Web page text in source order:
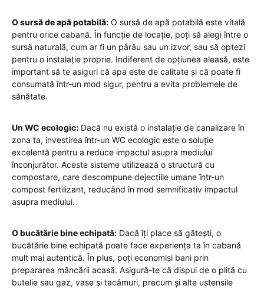
O sursă de apă potabilă: O sursă de apă potabilă este vitală
pentru orice cabană. În funcție de locație, poți să alegi între o
sursă naturală, cum ar fi un pârâu sau un izvor, sau să optezi
pentru o instalație proprie. Indiferent de opțiunea aleasă, este
important să te asiguri că apa este de calitate și că poate fi
consumată într-un mod sigur, pentru a evita problemele de
sănătate.
Un WC ecologic: Dacă nu există o instalație de canalizare în
zona ta, investirea într-un WC ecologic este o soluție
excelentă pentru a reduce impactul asupra mediului
înconjurător. Aceste sisteme utilizează o structură cu
compostare, care descompune dejecțiile umane într-un
compost fertilizant, reducând în mod semnificativ impactul
asupra mediului.
O bucătărie bine echipată: Dacă îți place să gătești, o
bucătărie bine echipată poate face experiența ta în cabană
mult mai autentică. În plus, poți economisi bani prin
prepararea mâncării acasă. Asigură-te că dispui de o plită cu
butelie sau gaz, vase și tacâmuri, precum și alte ustensile